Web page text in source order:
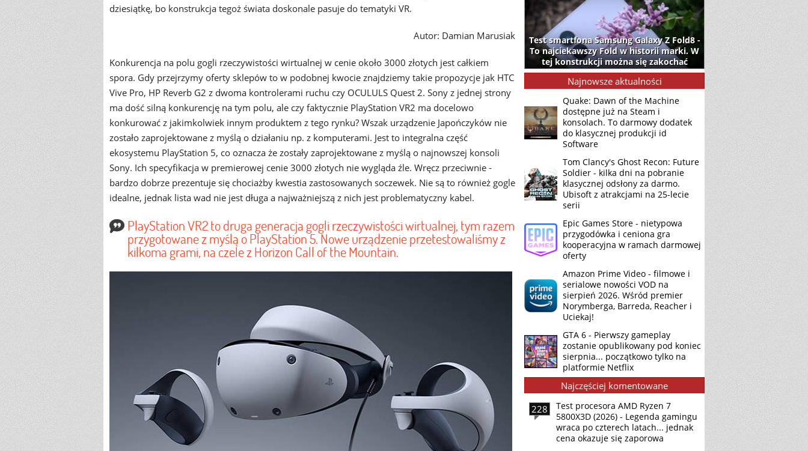
dziesiątkę, bo konstrukcja tegoż świata doskonale pasuje do tematyki VR.
Autor: Damian Marusiak
Konkurencja na polu gogli rzeczywistości wirtualnej w cenie około 3000 złotych jest całkiem
spora. Gdy przejrzymy oferty sklepów to w podobnej kwocie znajdziemy takie propozycje jak HTC
Vive Pro, HP Reverb G2 z dwoma kontrolerami ruchu czy OCULULS Quest 2. Sony z jednej strony
ma dość silną konkurencję na tym polu, ale czy faktycznie PlayStation VR2 ma docelowo
konkurować z jakimkolwiek innym produktem z tego rynku? Wszak urządzenie Japończyków nie
zostało zaprojektowane z myślą o działaniu np. z komputerami. Jest to integralna część
ekosystemu PlayStation 5, co oznacza że zostały zaprojektowane z myślą o najnowszej konsoli
Sony. Ich specyfikacja w premierowej cenie 3000 złotych nie wygląda źle. Wręcz przeciwnie -
bardzo dobrze prezentuje się chociażby kwestia zastosowanych soczewek. Nie są to również gogle
idealne, jednak lista wad nie jest długa a najważniejszą z nich jest problematyczny kabel.
PlayStation VR2 to druga generacja gogli rzeczywistości wirtualnej, tym razem
przygotowane z myślą o PlayStation 5. Nowe urządzenie przetestowaliśmy z
kilkoma grami, na czele z Horizon Call of the Mountain.
Test smartfona Samsung Galaxy Z Fold8 -
To najciekawszy Fold w historii marki. W
tej konstrukcji można się zakochać
Najnowsze aktualności
Quake: Dawn of the Machine
dostępne już na Steam i
konsolach. To darmowy dodatek
do klasycznej produkcji id
Software
Tom Clancy's Ghost Recon: Future
Soldier - kilka dni na pobranie
klasycznej odsłony za darmo.
Ubisoft z atrakcjami na 25-lecie
serii
Epic Games Store - nietypowa
przygodówka i ceniona gra
kooperacyjna w ramach darmowej
oferty
Amazon Prime Video - filmowe i
serialowe nowości VOD na
sierpień 2026. Wśród premier
Norymberga, Barreda, Reacher i
Uciekaj!
GTA 6 - Pierwszy gameplay
zostanie opublikowany pod koniec
sierpnia... początkowo tylko na
platformie Netflix
Najczęściej komentowane
228
Test procesora AMD Ryzen 7
5800X3D (2026) - Legenda gamingu
wraca po czterech latach... jednak
cena okazuje się zaporowa